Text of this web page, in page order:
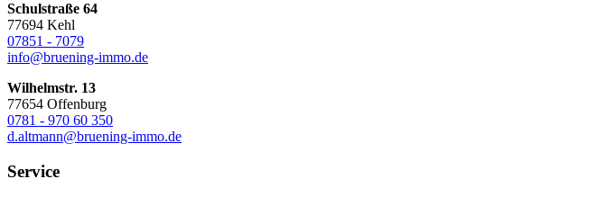
Schulstraße 64
77694 Kehl
07851 - 7079
info@bruening-immo.de
Wilhelmstr. 13
77654 Offenburg
0781 - 970 60 350
d.altmann@bruening-immo.de
Service